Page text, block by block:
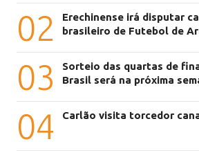
02
Erechinense irá disputar
brasileiro de Futebol de
03
Sorteio das quartas de
Brasil será na próxima
04 Carlão visita torcedor